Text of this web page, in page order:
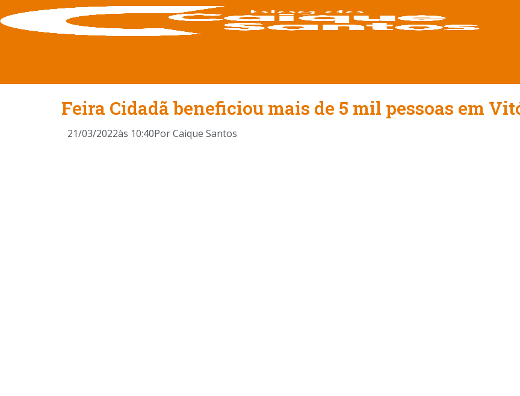
Feira Cidadã beneficiou mais de 5 mil pessoas em
21/03/2022às 10:40PorCaique Santos